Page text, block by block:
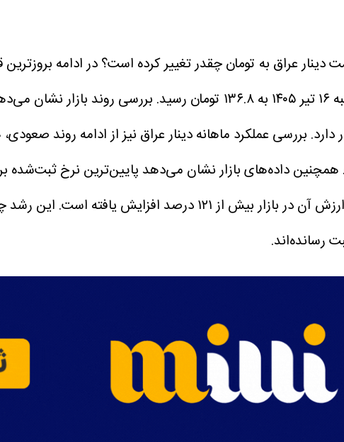
عراق به تومان چقدر تغییر کرده است؟ در ادامه
بررسی عملکرد ماهانه دینار عراق نیز از ادامه روند
در بازه یک‌ساله، دینار عراق عملکرد قابل توجهی داشته و ارزش آن در بازار
رسانده‌اند.